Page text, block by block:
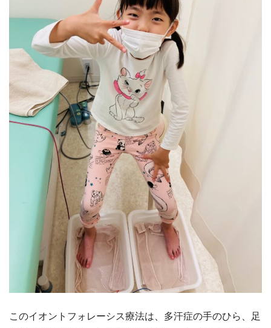
このイオントフォレーシス療法は、多汗症の手のひら、足